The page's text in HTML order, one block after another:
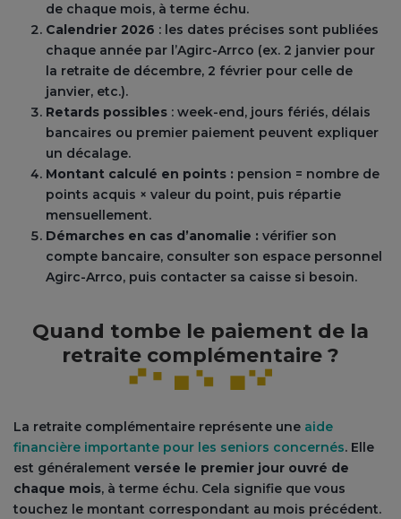
de chaque mois, à terme échu.
Calendrier 2026 : les dates précises sont publiées
chaque année par l’Agirc-Arrco (ex. 2 janvier pour
la retraite de décembre, 2 février pour celle de
janvier, etc.).
Retards possibles : week-end, jours fériés, délais
bancaires ou premier paiement peuvent expliquer
un décalage.
Montant calculé en points : pension = nombre de
points acquis × valeur du point, puis répartie
mensuellement.
Démarches en cas d’anomalie : vérifier son
compte bancaire, consulter son espace personnel
Agirc-Arrco, puis contacter sa caisse si besoin.
Quand tombe le paiement de la
retraite complémentaire ?
La retraite complémentaire représente une aide
financière importante pour les seniors concernés. Elle
est généralement versée le premier jour ouvré de
chaque mois, à terme échu. Cela signifie que vous
touchez le montant correspondant au mois précédent.